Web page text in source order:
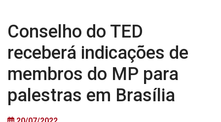
Conselho do TED
receberá indicações de
membros do MP para
palestras em Brasília